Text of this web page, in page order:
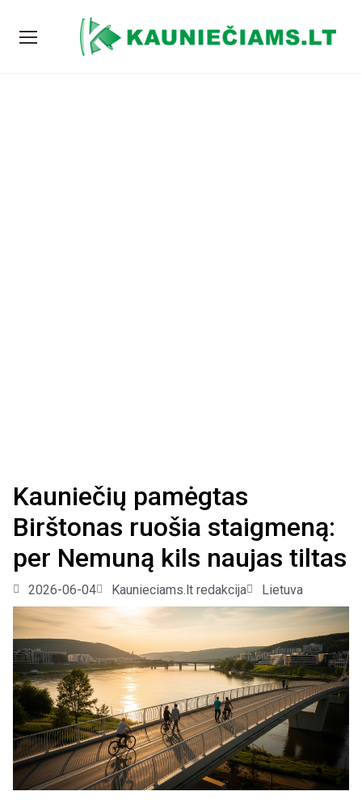
Kauniečių pamėgtas
Birštonas ruošia staigmeną:
per Nemuną kils naujas tiltas
2026-06-04 Kaunieciams.lt redakcija Lietuva